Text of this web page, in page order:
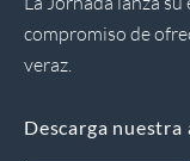
compromiso de
veraz.
Descarga nuestra